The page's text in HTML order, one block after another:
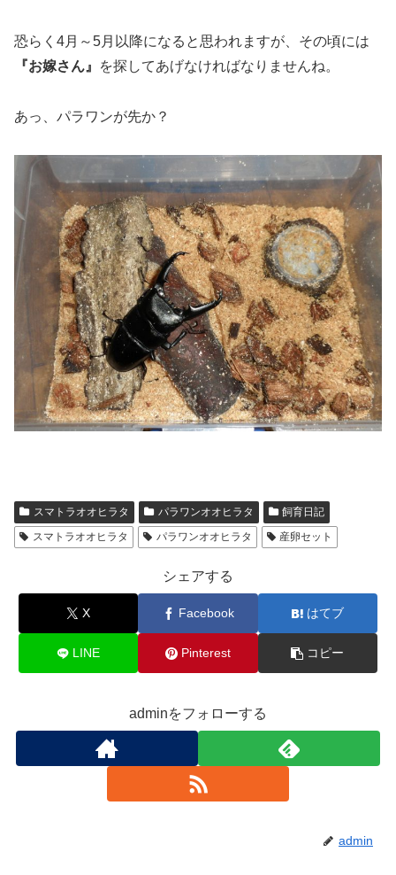
恐らく4月～5月以降になると思われますが、その頃には
『お嫁さん』
を探してあげなければなりませんね。
あっ、パラワンが先か？
スマトラオオヒラタ パラワンオオヒラタ
飼育日記
スマトラオオヒラタ
パラワンオオヒラタ 産卵セット
シェアする
X Facebook はてブ
LINE Pinterest コピー
adminをフォローする
admin